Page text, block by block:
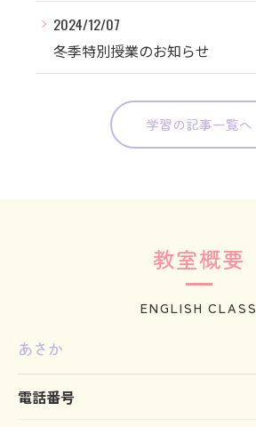
2024/12/07
冬季特別授業のお知らせ
学習の記事一覧へ
教室概要
ENGLISH CLASS
あさか
電話番号